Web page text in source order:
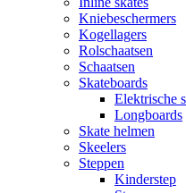
Kniebeschermers
Kogellagers
Rolschaatsen
Schaatsen
Skateboards
Elektrische
Longboards
Skate helmen
Skeelers
Steppen
Kinderstep